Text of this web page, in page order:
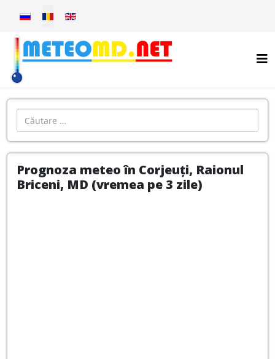
Selectați limba dvs
Introdu localitatea:
Prognoza meteo în Corjeuți, Raionul
Briceni, MD (vremea pe 3 zile)